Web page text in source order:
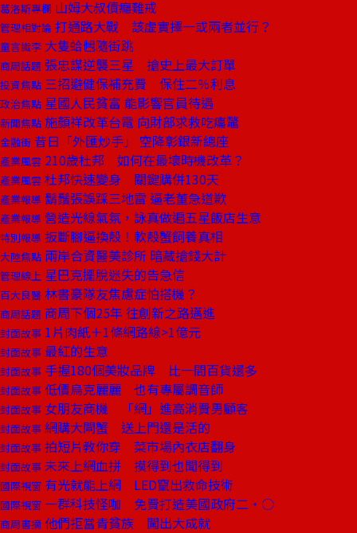
葛洛斯專欄 山姆大叔債癮難戒
管理相對論 打通路大戰 該虛實擇一或兩者並行？
童言識李 大隻蛤乸隨街跳
商周話題 張忠謀逆襲三星 搶史上最大訂單
投資焦點 三招避健保補充費 保住二％利息
政治焦點 星國人民貧富 能影響官員待遇
新聞焦點 施顏祥改革台電 向財部求救吃癟鼈
金融街 昔日「外匯炒手」 空降彰銀新總座
產業風雲 210歲杜邦 如何在最壞時機改革？
產業風雲 杜邦快速變身 關鍵購併130天
產業報導 鬍鬚張誤踩三地雷 逼老董急道歉
產業報導 營造光線氣氛，詠真做遍五星飯店生意
特別報導 扳斷腳逼換殼！軟殼蟹飼養真相
大陸焦點 兩岸合資醫美診所 暗藏搶錢大計
管理線上 星巴克擺脫迷失的告急信
百大良醫 林書豪隊友焦慮症怕搭機？
商周話題 商周下個25年 往創新之路邁進
封面故事 1片肉紙＋1條網路線>1億元
封面故事 最紅的生意
封面故事 手握180個美妝品牌 比一間百貨還多
封面故事 低價烏克麗麗 也有專屬調音師
封面故事 女朋友商機 「網」進高消費男顧客
封面故事 網購大閘蟹 送上門還是活的
封面故事 拍短片教你穿 菜市場內衣店翻身
封面故事 未來上網血拼 摸得到也聞得到
國際視窗 有光就能上網 LED竄出救命技術
國際視窗 一群科技怪咖 免費打造美國政府二‧○
商周書摘 他們拒當青貧族 闖出大成就